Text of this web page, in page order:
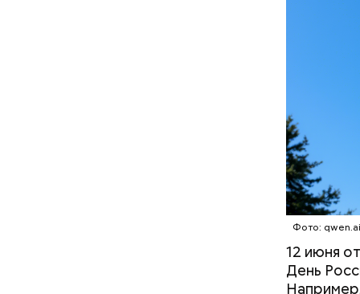
Фото: qwen.ai
12 июня
День
Вред
Фото:
А врач-